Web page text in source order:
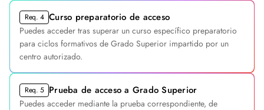
Req. 4 Curso preparatorio de acceso
Puedes acceder tras superar un curso específico preparatorio
para ciclos formativos de Grado Superior impartido por un
centro autorizado.
Req. 5 Prueba de acceso a Grado Superior
Puedes acceder mediante la prueba correspondiente, de